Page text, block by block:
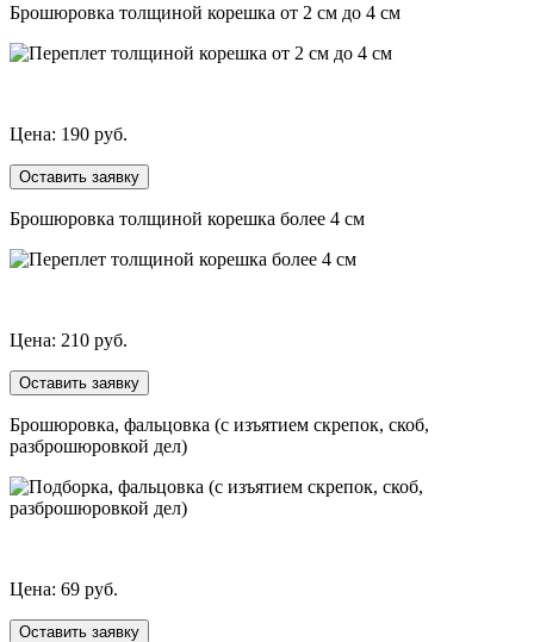
Брошюровка толщиной корешка от 2 см до 4 см
Цена: 190 руб.
Оставить заявку
Брошюровка толщиной корешка более 4 см
Цена: 210 руб.
Оставить заявку
Брошюровка, фальцовка (с изъятием скрепок, скоб,
разброшюровкой дел)
Цена: 69 руб.
Оставить заявку